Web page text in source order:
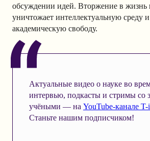
обсуждении идей. Вторжение в жизнь
уничтожает интеллектуальную среду
академическую свободу.
Актуальные видео о науке во
интервью, подкасты и стримы со
учёными — на YouTube-канале
Станьте нашим подписчиком!